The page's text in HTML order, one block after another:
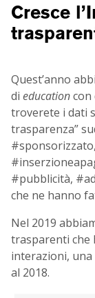
Cresce
Quest’anno
di educationcon
troverete i dati
trasparenza”
#pubblicità,
che ne hanno
Nel 2019
trasparenti che
interazioni,
al 2018.